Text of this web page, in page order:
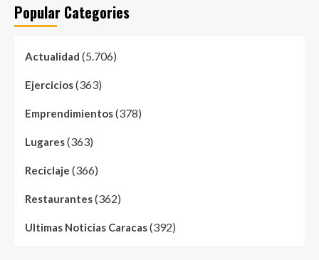
Popular Categories
Actualidad (5.706)
Ejercicios(363)
Emprendimientos(378)
Lugares(363)
Reciclaje (366)
Restaurantes(362)
Ultimas Noticias Caracas(392)